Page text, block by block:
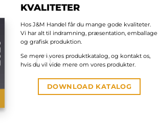
KVALITETER
Hos J&M Handel får du mange gode kvaliteter.
Vi har alt til indramning, præsentation, emballage
og grafisk produktion.
Se mere i vores produktkatalog, og kontakt os,
hvis du vil vide mere om vores produkter.
DOWNLOAD KATALOG